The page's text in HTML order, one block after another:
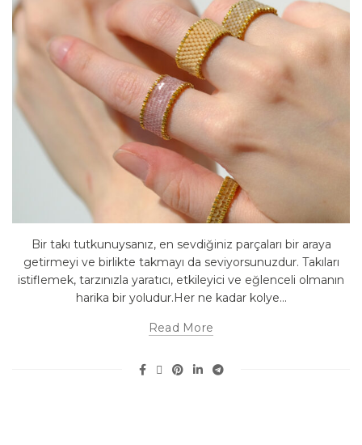
Bir takı tutkunuysanız, en sevdiğiniz parçaları bir araya
getirmeyi ve birlikte takmayı da seviyorsunuzdur. Takıları
istiflemek, tarzınızla yaratıcı, etkileyici ve eğlenceli olmanın
harika bir yoludur.Her ne kadar kolye...
Read More